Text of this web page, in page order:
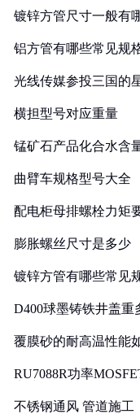
镀锌方管尺寸一般有
铝方管有哪些常见规
光线传媒参投三国的
横担型号对应重量
锰矿石产品化合水含
曲臂车规格型号大全
配电柜母排螺栓力矩
膨胀螺丝尺寸是多少
镀锌方管有哪些常见
D400球墨铸铁井盖重
覆膜砂的耐高温性能
RU7088R功率
不锈钢通风 管道施工